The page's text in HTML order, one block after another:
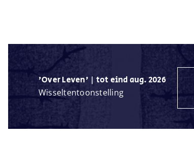
'Over Leven' | tot eind aug. 2026
Wisseltentoonstelling